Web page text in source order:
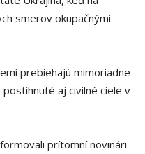
smerov okupačnými
prebiehajú mimoriadne
aj civilné ciele v
prítomní novinári